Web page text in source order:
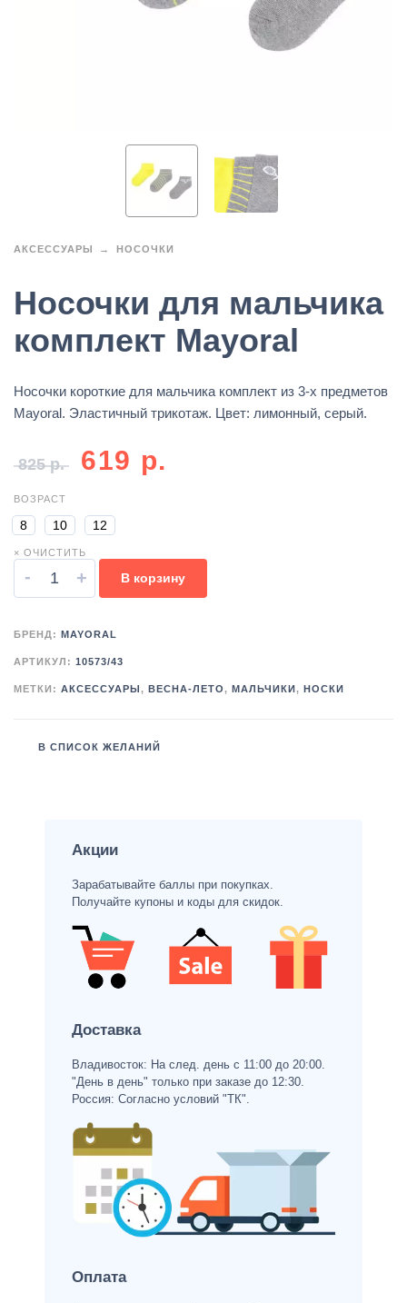
АКСЕССУАРЫ НОСОЧКИ
Носочки для мальчика
комплект Mayoral
Носочки короткие для мальчика комплект из 3-х предметов
Mayoral. Эластичный трикотаж. Цвет: лимонный, серый.
825р. 619 р.
ВОЗРАСТ
8 10 12
× ОЧИСТИТЬ
- + В корзину
БРЕНД: MAYORAL
АРТИКУЛ: 10573/43
МЕТКИ: АКСЕССУАРЫ , ВЕСНА-ЛЕТО, МАЛЬЧИКИ , НОСКИ
В СПИСОК ЖЕЛАНИЙ
Акции
Зарабатывайте баллы при покупках.
Получайте купоны и коды для скидок.
Доставка
Владивосток: На след. день с 11:00 до 20:00.
"День в день" только при заказе до 12:30.
Россия: Согласно условий "ТК".
Оплата